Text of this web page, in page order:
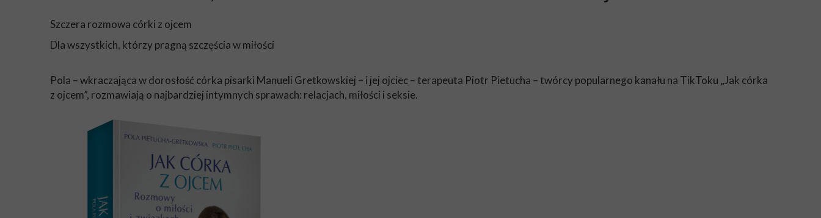
Szczera rozmowa córki z ojcem
Dla wszystkich, którzy pragną szczęścia w miłości
Pola – wkraczająca w dorosłość córka pisarki Manueli Gretkowskiej – i jej ojciec – terapeuta Piotr Pietucha – twórcy popularnego kanału na TikToku „Jak córka
z ojcem”, rozmawiają o najbardziej intymnych sprawach: relacjach, miłości i seksie.